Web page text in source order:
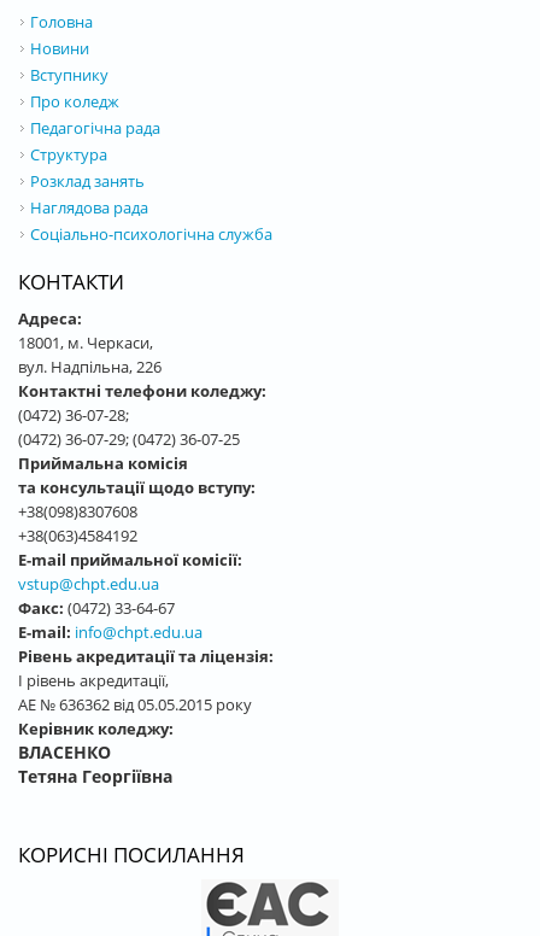
Головна
Новини
Вступнику
Про коледж
Педагогічна рада
Структура
Розклад занять
Наглядова рада
Соціально-психологічна служба
КОНТАКТИ
Адреса:
18001, м. Черкаси,
вул. Надпільна, 226
Контактні телефони коледжу:
(0472) 36-07-28;
(0472) 36-07-29; (0472) 36-07-25
Приймальна комісія
та консультації щодо вступу:
+38(098)8307608
+38(063)4584192
E-mail приймальної комісії:
vstup@chpt.edu.ua
Факс: (0472) 33-64-67
E-mail: info@chpt.edu.ua
Рівень акредитації та ліцензія:
І рівень акредитації,
АЕ № 636362 від 05.05.2015 року
Керівник коледжу:
ВЛАСЕНКО
Тетяна Георгіївна
КОРИСНІ ПОСИЛАННЯ